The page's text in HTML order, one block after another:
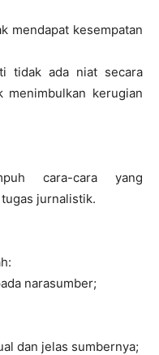
mendapat kesempatan
tidak ada niat secara
menimbulkan kerugian
cara-cara yang
jurnalistik.
narasumber;
dan jelas sumbernya;